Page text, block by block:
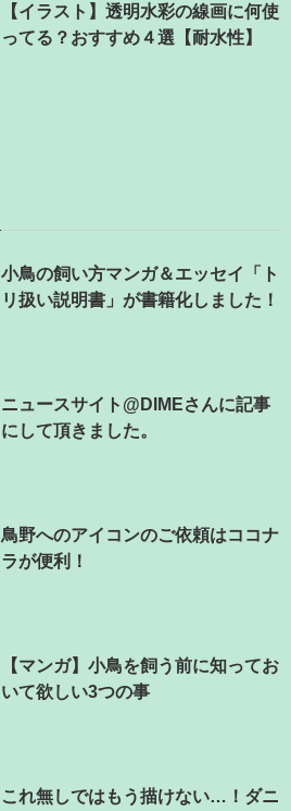
【イラスト】透明水彩の線画に何使
ってる？おすすめ４選【耐水性】
小鳥の飼い方マンガ＆エッセイ「ト
リ扱い説明書」が書籍化しました！
ニュースサイト@DIMEさんに記事
にして頂きました。
鳥野へのアイコンのご依頼はココナ
ラが便利！
【マンガ】小鳥を飼う前に知ってお
いて欲しい3つの事
これ無しではもう描けない…！ダニ